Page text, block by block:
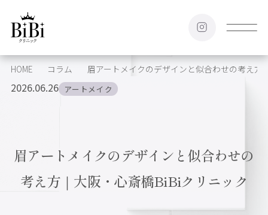
HOME コラム 眉アートメイクのデザインと似合わせの考え方
2026.06.26 アートメイク
眉アートメイクのデザインと似合わせの
考え方｜大阪・心斎橋BiBiクリニック